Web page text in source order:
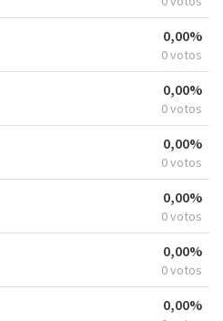
0,00%
0 votos
0,00%
0 votos
0,00%
0 votos
0,00%
0 votos
0,00%
0 votos
0,00%